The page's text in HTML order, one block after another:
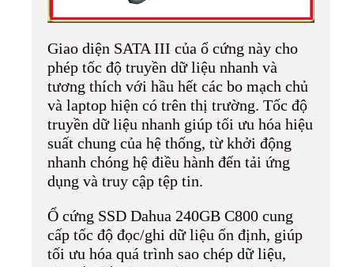
Giao diện SATA III của ổ cứng này cho
phép tốc độ truyền dữ liệu nhanh và
tương thích với hầu hết các bo mạch chủ
và laptop hiện có trên thị trường. Tốc độ
truyền dữ liệu nhanh giúp tối ưu hóa hiệu
suất chung của hệ thống, từ khởi động
nhanh chóng hệ điều hành đến tải ứng
dụng và truy cập tệp tin.
Ổ cứng SSD Dahua 240GB C800 cung
cấp tốc độ đọc/ghi dữ liệu ổn định, giúp
tối ưu hóa quá trình sao chép dữ liệu,